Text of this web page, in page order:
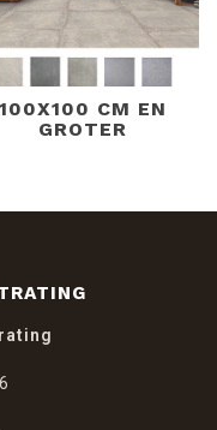
100X100 CM EN
GROTER